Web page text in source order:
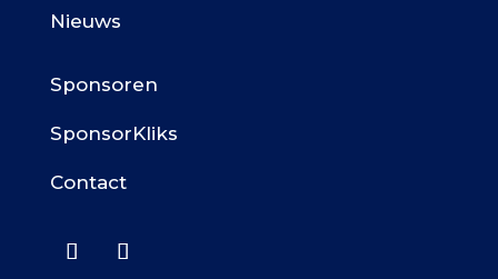
Nieuws
Sponsoren
SponsorKliks
Contact